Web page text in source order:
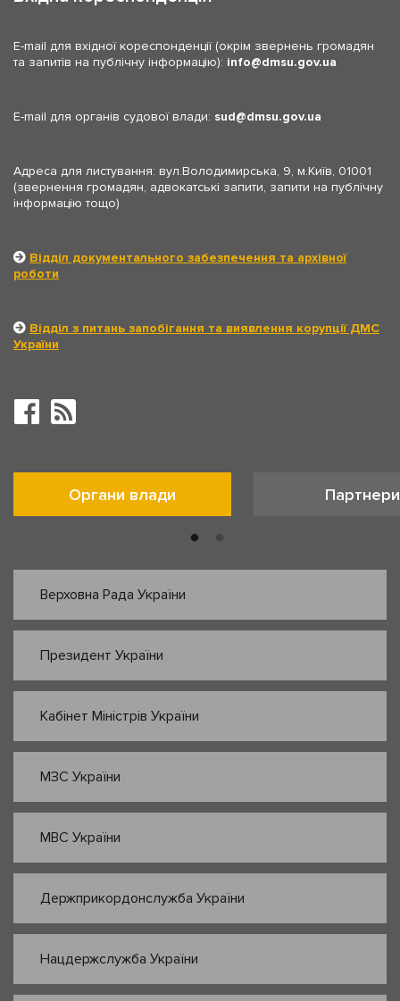
E-mail для вхідної кореспонденції (окрім звернень громадян
та запитів на публічну інформацію): info dmsu.gov.ua
E-mail для органів судової влади: sud dmsu.gov.ua
Адреса для листування: вул.Володимирська, 9, м.Київ, 01001
(звернення громадян, адвокатські запити, запити на публічну
інформацію тощо)
Відділ документального забезпечення та архівної
роботи
Відділ з питань запобігання та виявлення корупції ДМС
України
Органи влади Партнери
Верховна Рада України
Президент України
Кабінет Міністрів України
МЗС України
МВС України
Держприкордонслужба України
Нацдержслужба України